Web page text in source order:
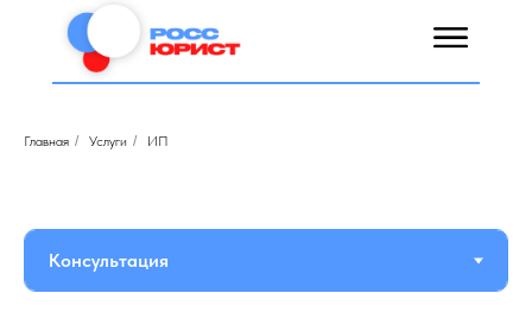
Главная / Услуги / ИП